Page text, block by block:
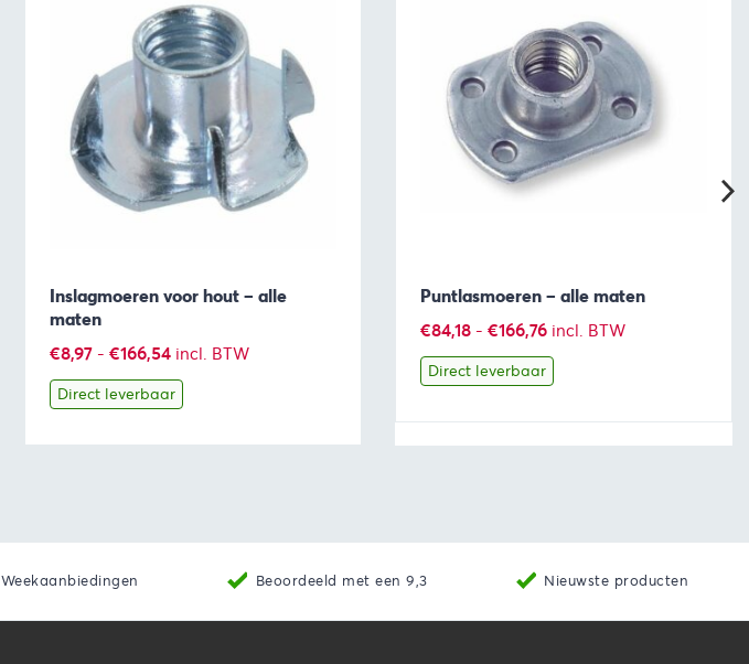
Inslagmoeren voor hout – alle
maten
€8,97 - €166,54Prijsklasse:
€8,97
tot
€166,54
incl. BTW
Direct leverbaar
Puntlasmoeren – alle maten
€84,18 - €166,76Prijsklasse:
€84,18
tot
€166,76
incl. BTW
Direct leverbaar
Weekaanbiedingen Beoordeeld met een 9,3 Nieuwste producten